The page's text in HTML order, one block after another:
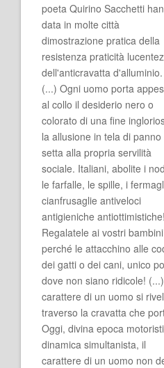
poeta Quirino Sacchetti
data in molte città
dimostrazione pratica della
resistenza praticità
dell'anticravatta d'alluminio.
(...) Ogni uomo porta
al collo il desiderio nero o
colorato di una fine
la allusione in tela di panno
setta alla propria servilità
sociale. Italiani, abolite i
le farfalle, le spille, i
cianfrusaglie antiveloci
antigieniche antiottimistiche!
Regalatele ai vostri bambini
perché le attacchino alle
dei gatti o dei cani, unico
dove non siano ridicole!
carattere di un uomo si
traverso la cravatta che
Oggi, divina epoca
dinamica simultanista, il
carattere di un uomo non